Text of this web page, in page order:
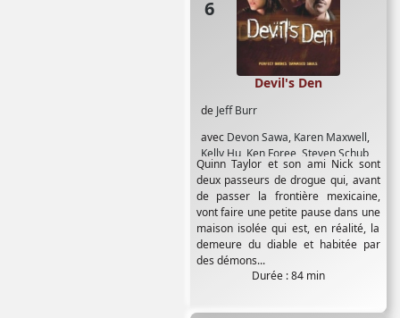
de Jeff Burr
avec Devon Sawa, Karen Maxwell,
Kelly Hu, Ken Foree, Steven Schub
Devil's Den
Quinn Taylor et son ami Nick sont
deux passeurs de drogue qui, avant
de passer la frontière mexicaine,
vont faire une petite pause dans une
maison isolée qui est, en réalité, la
demeure du diable et habitée par
des démons...
Durée : 84 min